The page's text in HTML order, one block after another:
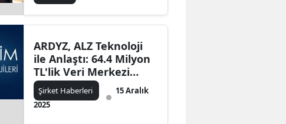
ARDYZ, ALZ Teknoloji
ile Anlaştı: 64.4 Milyon
TL'lik Veri Merkezi
Altyapı İşi
Şirket Haberleri
15 Aralık
2025